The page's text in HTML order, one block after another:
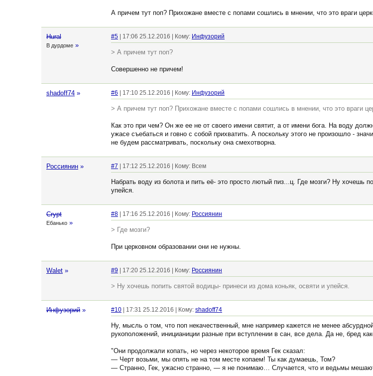
А причем тут поп? Прихожане вместе с попами сошлись в мнении, что это враги
Hural
В дурдоме »
#5 | 17:06 25.12.2016 | Кому: Инфузорий
> А причем тут поп?
Совершенно не причем!
shadoff74 » #6 | 17:10 25.12.2016 | Кому: Инфузорий
> А причем тут поп? Прихожане вместе с попами сошлись в мнении, что это враги
Как это при чем? Он же ее не от своего имени святит, а от имени бога. На воду
ужасе съебаться и говно с собой прихватить. А поскольку этого не произошло -
не будем рассматривать, поскольку она смехотворна.
Россиянин » #7 | 17:12 25.12.2016 | Кому: Всем
Набрать воду из болота и пить её- это просто лютый пиз...ц. Где мозги? Ну хочешь
упейся.
Crypt
Ебанько »
#8 | 17:16 25.12.2016 | Кому: Россиянин
> Где мозги?
При церковном образовании они не нужны.
Walet » #9 | 17:20 25.12.2016 | Кому: Россиянин
> Ну хочешь попить святой водицы- принеси из дома коньяк, освяти и упейся.
Инфузорий » #10 | 17:31 25.12.2016 | Кому: shadoff74
Ну, мысль о том, что поп некачественный, мне например кажется не менее
рукоположений, иницианиции разные при вступлении в сан, все дела. Да не, бред
"Они продолжали копать, но через некоторое время Гек сказал:
— Черт возьми, мы опять не на том месте копаем! Ты как думаешь, Том?
— Странно, Гек, ужасно странно, — я не понимаю… Случается, что и ведьмы